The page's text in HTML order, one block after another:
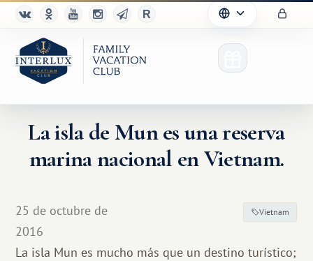
La isla de Mun es una reserva
marina nacional en Vietnam.
25 de octubre de
2016
Vietnam
La isla Mun es mucho más que un destino turístico;